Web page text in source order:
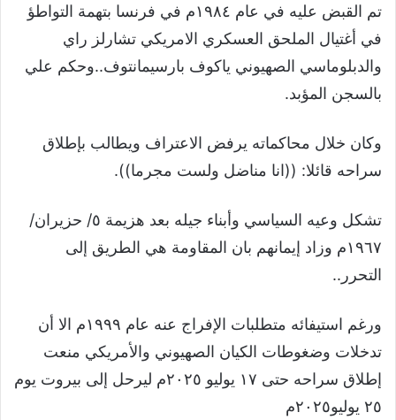
تم القبض عليه في عام ١٩٨٤م في فرنسا بتهمة التواطؤ
في أغتيال الملحق العسكري الامريكي تشارلز راي
والدبلوماسي الصهيوني ياكوف بارسيمانتوف..وحكم علي
بالسجن المؤبد.
وكان خلال محاكماته يرفض الاعتراف ويطالب بإطلاق
سراحه قائلا: ((انا مناضل ولست مجرما)).
تشكل وعيه السياسي وأبناء جيله بعد هزيمة ٥/ حزيران/
١٩٦٧م وزاد إيمانهم بان المقاومة هي الطريق إلى
التحرر..
ورغم استيفائه متطلبات الإفراج عنه عام ١٩٩٩م الا أن
تدخلات وضغوطات الكيان الصهيوني والأمريكي منعت
إطلاق سراحه حتى ١٧ يوليو ٢٠٢٥م ليرحل إلى بيروت يوم
٢٥ يوليو٢٠٢٥م